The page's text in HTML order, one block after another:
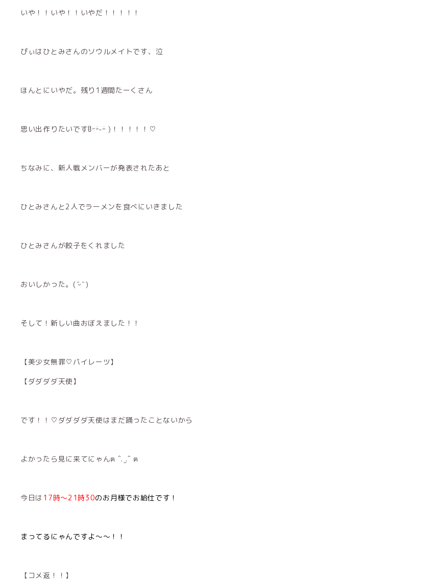
いや！！いや！！いやだ！！！！！
ぴぃはひとみさんのソウルメイトです、泣
ほんとにいやだ。残り1週間たーくさん
思い出作りたいですჱ̒˶ｰ̀֊ｰ́ )！！！！！♡
ちなみに、新人戦メンバーが発表されたあと
ひとみさんと2人でラーメンを食べにいきました
ひとみさんが餃子をくれました
おいしかった。( ᷇ᵕ ᷆ )
そして！新しい曲おぼえました！！
【美少女無罪♡パイレーツ】
【ダダダダ天使】
です！！♡ダダダダ天使はまだ踊ったことないから
よかったら見に来てにゃんฅ ˆ. ̫.ˆ ฅ
今日は 17時〜21時30のお月様でお給仕です！
まってるにゃんですよ〜〜！！
【コメ返！！】